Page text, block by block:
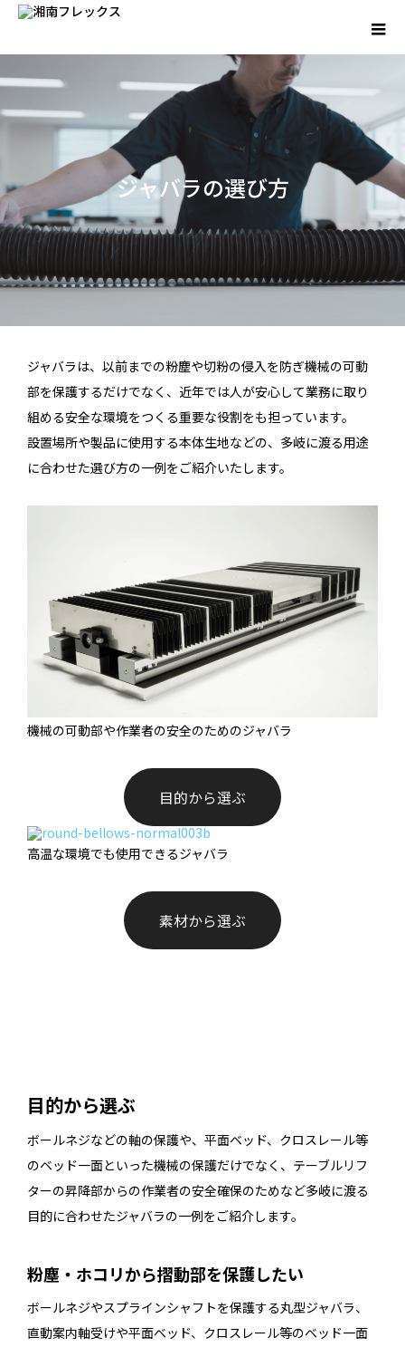
ジャバラの選び方
ジャバラは、以前までの粉塵や切粉の侵入を防ぎ機械の可動
部を保護するだけでなく、近年では人が安心して業務に取り
組める安全な環境をつくる重要な役割をも担っています。
設置場所や製品に使用する本体生地などの、多岐に渡る用途
に合わせた選び方の一例をご紹介いたします。
機械の可動部や作業者の安全のためのジャバラ
目的から選ぶ
高温な環境でも使用できるジャバラ
素材から選ぶ
目的から選ぶ
ボールネジなどの軸の保護や、平面ベッド、クロスレール等
のベッド一面といった機械の保護だけでなく、テーブルリフ
ターの昇降部からの作業者の安全確保のためなど多岐に渡る
目的に合わせたジャバラの一例をご紹介します。
粉塵・ホコリから摺動部を保護したい
ボールネジやスプラインシャフトを保護する丸型ジャバラ、
直動案内軸受けや平面ベッド、クロスレール等のベッド一面